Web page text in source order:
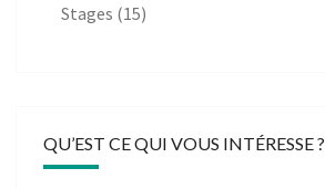
Stages (15)
QU’EST CE QUI VOUS INTÉRESSE ?